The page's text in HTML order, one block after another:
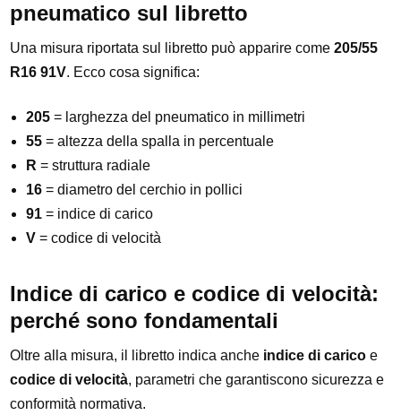
pneumatico sul libretto
Una misura riportata sul libretto può apparire come 205/55
R16 91V. Ecco cosa significa:
205= larghezza del pneumatico in millimetri
55= altezza della spalla in percentuale
R = struttura radiale
16= diametro del cerchio in pollici
91= indice di carico
V= codice di velocità
Indice di carico e codice di velocità:
perché sono fondamentali
Oltre alla misura, il libretto indica anche indice di caricoe
codice di velocità, parametri che garantiscono sicurezza e
conformità normativa.